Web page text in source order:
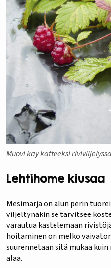
Muovi käy katteeksi
Lehtihome kiusaa
Mesimarja on alun perin
viljeltynäkin se tarvitsee
varautua kastelemaan
hoitaminen on melko
suurennetaan sitä mukaa
alaa.